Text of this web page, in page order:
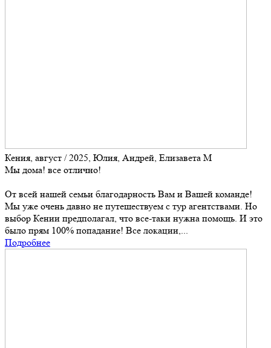
Кения, август / 2025, Юлия, Андрей, Елизавета М
Мы дома! все отлично!
От всей нашей семьи благодарность Вам и Вашей команде!
Мы уже очень давно не путешествуем с тур агентствами. Но
выбор Кении предполагал, что все-таки нужна помощь. И это
было прям 100% попадание! Все локации,...
Подробнее